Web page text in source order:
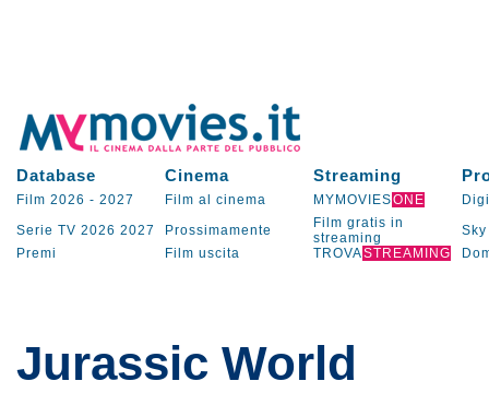
Database Cinema Streaming
Film 2026 - 2027 Film al cinema MYMOVIESONE
Serie TV 2026 2027 Prossimamente
Film gratis in
streaming
Sky
Premi
Film uscita TROVASTREAMING
Jurassic World